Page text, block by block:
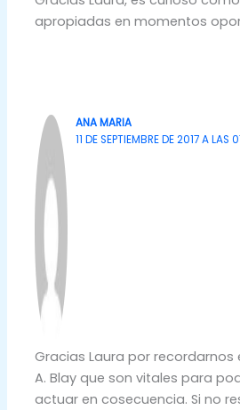
apropiadas en momentos
ANA MARIA
11 DE SEPTIEMBRE DE 2017 A LAS
Gracias Laura por
A. Blay que son vitales para
actuar en cosecuencia. Si no